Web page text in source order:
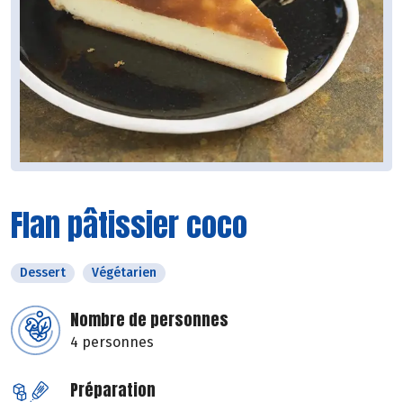
Flan pâtissier coco
Dessert Végétarien
Nombre de personnes
4 personnes
Préparation